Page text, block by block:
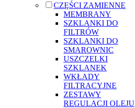
CZĘŚCI ZAMIENNE
MEMBRANY
SZKLANKI DO
FILTRÓW
SZKLANKI DO
SMAROWNIC
USZCZELKI
SZKLANEK
WKŁADY
FILTRACYJNE
ZESTAWY
REGULACJI OLEJU